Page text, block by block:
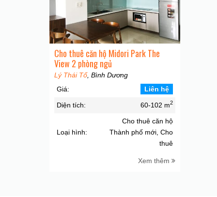
Cho thuê căn hộ Midori Park The
View 2 phòng ngủ
Lý Thái Tổ, Bình Dương
Giá:
Liên hệ
Diện tích: 60-102 m2
Loại hình:
Cho thuê căn hộ
Thành phố mới, Cho
thuê
Xem thêm